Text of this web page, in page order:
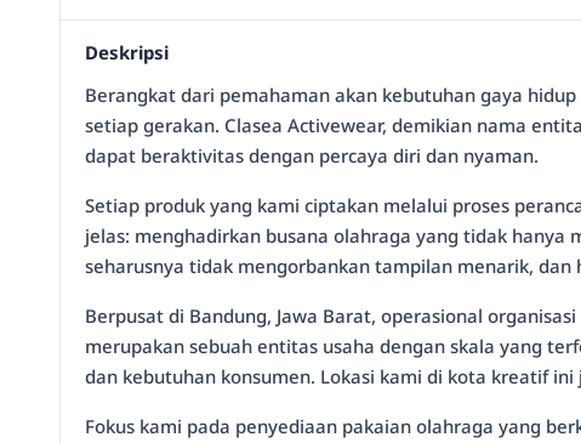
Deskripsi
Berangkat dari pemahaman akan kebutuhan gaya
setiap gerakan. Clasea Activewear, demikian nama
dapat beraktivitas dengan percaya diri dan nyaman.
Setiap produk yang kami ciptakan melalui proses
jelas: menghadirkan busana olahraga yang tidak
seharusnya tidak mengorbankan tampilan menarik,
Berpusat di Bandung, Jawa Barat, operasional
merupakan sebuah entitas usaha dengan skala yang
dan kebutuhan konsumen. Lokasi kami di kota kreatif
Fokus kami pada penyediaan pakaian olahraga yang